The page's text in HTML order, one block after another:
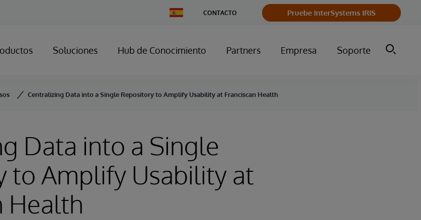
Change
Country
CONTACTO Pruebe InterSystems IRIS
Soluciones Hub de Conocimiento Partners Empresa Soporte
Centralizing Data into a Single Repository to Amplify Usability at Franciscan Health
Data into a Single
to Amplify Usability at
Health